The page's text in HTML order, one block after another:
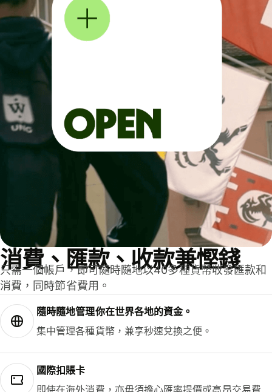
消費、匯款、收款兼慳錢
只需一個帳戶，即可隨時隨地以40多種貨幣收發匯款和
消費，同時節省費用。
隨時隨地管理你在世界各地的資金。
集中管理各種貨幣，兼享秒速兌換之便。
國際扣賬卡